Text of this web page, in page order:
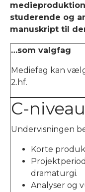
studerende og
manuskript til
…som valgfag
Mediefag kan
2.hf.
C-niveau
Undervisningen
Korte
dramaturgi.
Analyser og